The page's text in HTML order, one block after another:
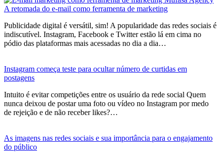
A retomada do e-mail como ferramenta de marketing
Publicidade digital é versátil, sim! A popularidade das redes sociais é
indiscutível. Instagram, Facebook e Twitter estão lá em cima no
pódio das plataformas mais acessadas no dia a dia…
Instagram começa teste para ocultar número de curtidas em
postagens
Intuito é evitar competições entre os usuário da rede social Quem
nunca deixou de postar uma foto ou vídeo no Instagram por medo
de rejeição e de não receber likes?…
As imagens nas redes sociais e sua importância para o engajamento
do público